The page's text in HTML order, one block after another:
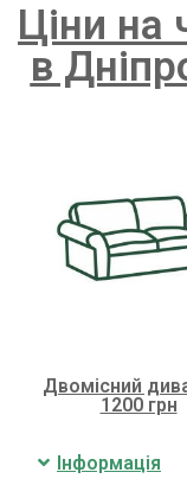
Ціни на
в
Двомісний
1200 грн
Інформація